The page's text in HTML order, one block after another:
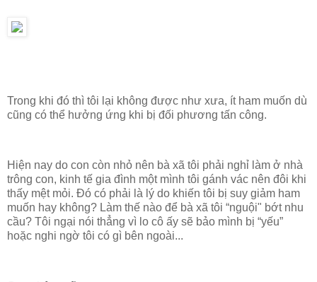
Trong khi đó thì tôi lại không được như xưa, ít ham muốn dù
cũng có thể hưởng ứng khi bị đối phương tấn công.
Hiện nay do con còn nhỏ nên bà xã tôi phải nghỉ làm ở nhà
trông con, kinh tế gia đình một mình tôi gánh vác nên đôi khi
thấy mệt mỏi. Đó có phải là lý do khiến tôi bị suy giảm ham
muốn hay không? Làm thế nào để bà xã tôi “nguội" bớt nhu
cầu? Tôi ngại nói thẳng vì lo cô ấy sẽ bảo mình bị “yếu”
hoặc nghi ngờ tôi có gì bên ngoài...